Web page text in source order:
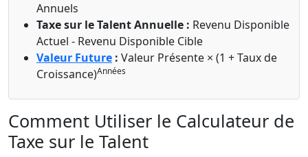
Annuels
Taxe sur le Talent Annuelle : Revenu Disponible
Actuel - Revenu Disponible Cible
Valeur Future : Valeur Présente × (1 + Taux de
Croissance)Années
Comment Utiliser le Calculateur de
Taxe sur le Talent